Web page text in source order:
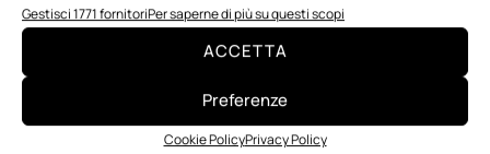
Gestisci 1771 fornitoriPer saperne di più su questi scopi
ACCETTA
Preferenze
Cookie PolicyPrivacy Policy
O-Ring, tecnica e applicazioni
Applicazioni della fluidodinamica computazionale (CFD)
Notizie da Il Progettista Industriale